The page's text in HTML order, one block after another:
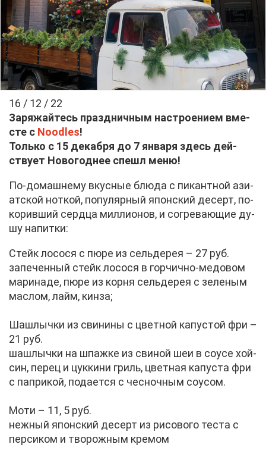
16 / 12 / 22
За­ря­жай­тесь празд­нич­ным на­стро­е­ни­ем вме­
сте с Noodles!
Толь­ко с 15 де­каб­ря до 7 ян­ва­ря здесь дей­
ству­ет Но­во­год­нее спешл ме­ню!
По-до­маш­не­му вкус­ные блю­да с пи­кант­ной ази­
ат­ской нот­кой, по­пу­ляр­ный япон­ский де­серт, по­
ко­рив­ший серд­ца мил­ли­о­нов, и со­гре­ва­ю­щие ду­
шу на­пит­ки:
Стейк ло­со­ся с пю­ре из сель­де­рея – 27 руб.
за­пе­чен­ный стейк ло­со­ся в гор­чич­но-ме­до­вом
ма­ри­на­де, пю­ре из кор­ня сель­де­рея с зе­ле­ным
мас­лом, лайм, кин­за;
Шаш­лыч­ки из сви­ни­ны с цвет­ной ка­пу­стой фри –
21 руб.
шаш­лыч­ки на шпаж­ке из сви­ной шеи в со­усе хой­
син, пе­рец и цук­ки­ни гриль, цвет­ная ка­пу­ста фри
с па­при­кой, по­да­ет­ся с чес­ноч­ным со­усом.
Мо­ти – 11, 5 руб.
неж­ный япон­ский де­серт из ри­со­во­го те­ста с
пер­си­ком и тво­рож­ным кре­мом